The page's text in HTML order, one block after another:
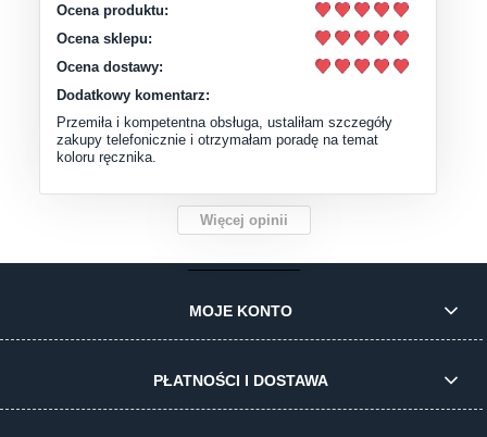
Ocena produktu:
Ocena sklepu:
Ocena dostawy:
Dodatkowy komentarz:
Przemiła i kompetentna obsługa, ustaliłam szczegóły
zakupy telefonicznie i otrzymałam poradę na temat
koloru ręcznika.
Więcej opinii
MOJE KONTO
PŁATNOŚCI I DOSTAWA